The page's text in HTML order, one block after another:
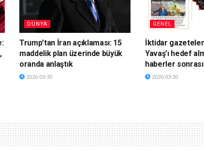
DÜNYA
Trump’tan İran açıklaması: 15
maddelik plan üzerinde büyük
oranda anlaştık
2026-03-30
GENEL
İktidar
Yavaş’ı hedef
haberler
2026-03-30